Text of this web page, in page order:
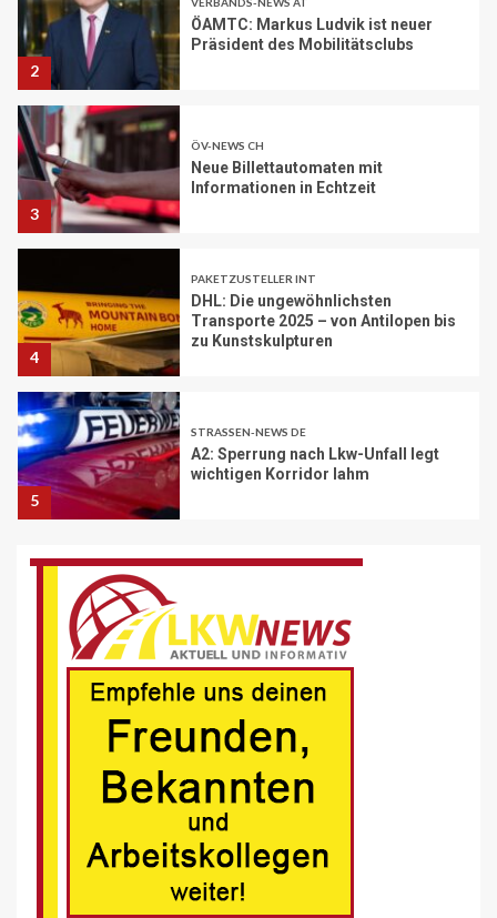
ÖV-NEWS CH
PAKETZUSTELLER INT
5
STRASSEN-NEWS DE
A2: Sperrung nach Lkw-Unfall legt
BRANCHEN-NEWS (DE)
MAN Engines präsentiert nächste
Generation der bewährten Baureihe
MAN E32
Schwerverletzter Fussgänger nach
Unfall in Buer